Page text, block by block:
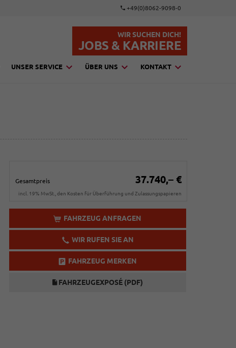
+49(0)8062-9098-0
WIR SUCHEN DICH!
JOBS & KARRIERE
UNSER SERVICE ÜBER UNS KONTAKT
Gesamtpreis 37.740,– €
incl. 19% MwSt., den Kosten für Überführung und Zulassungspapieren
FAHRZEUG ANFRAGEN
WIR RUFEN SIE AN
FAHRZEUG MERKEN
FAHRZEUGEXPOSÉ (PDF)